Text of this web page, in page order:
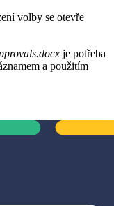
volby se otevře
je potřeba
a použitím